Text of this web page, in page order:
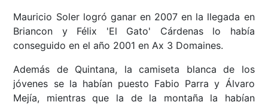
Mauricio Soler logró ganar en 2007 en la llegada en
Briancon y Félix 'El Gato' Cárdenas lo había
conseguido en el año 2001 en Ax 3 Domaines.
Además de Quintana, la camiseta blanca de los
jóvenes se la habían puesto Fabio Parra y Álvaro
Mejía, mientras que la de la montaña la habían